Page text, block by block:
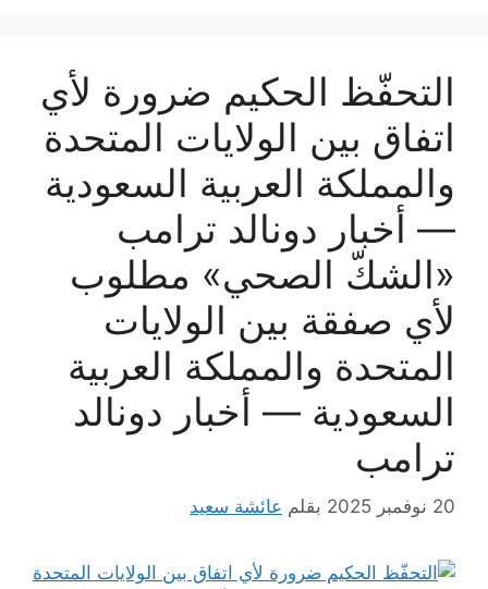
التحفّظ الحكيم ضرورة لأي
اتفاق بين الولايات المتحدة
والمملكة العربية السعودية
— أخبار دونالد ترامب
«الشكّ الصحي» مطلوب
لأي صفقة بين الولايات
المتحدة والمملكة العربية
السعودية — أخبار دونالد
ترامب
20 نوفمبر 2025 بقلم عائشة سعيد